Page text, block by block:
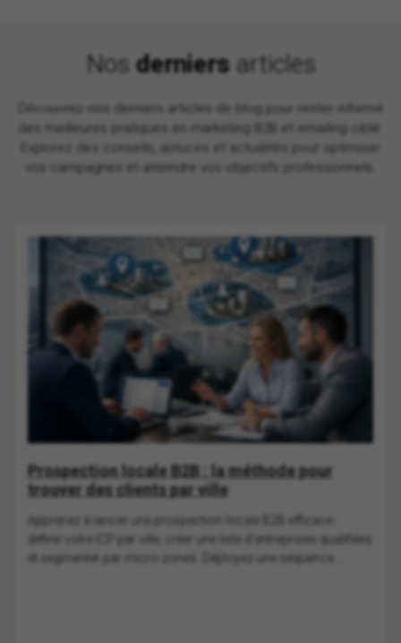
Nos derniersarticles
Découvrez nos derniers articles de blog pour rester informé
des meilleures pratiques en marketing B2B et emailing ciblé.
Explorez des conseils, astuces et actualités pour optimiser
vos campagnes et atteindre vos objectifs professionnels.
Prospection locale B2B : la méthode pour
trouver des clients par ville
Apprenez à lancer une prospection locale B2B efficace :
définir votre ICP par ville, créer une liste d’entreprises qualifiées
et segmenter par micro-zones. Déployez une séquence ...